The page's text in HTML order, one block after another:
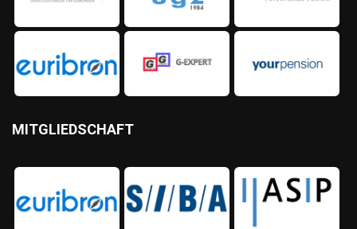
MITGLIEDSCHAFT